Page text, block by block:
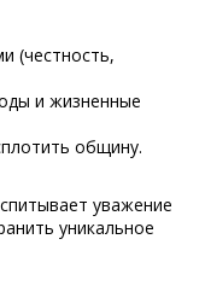
(честность,
и жизненные
общину.
уважение
уникальное